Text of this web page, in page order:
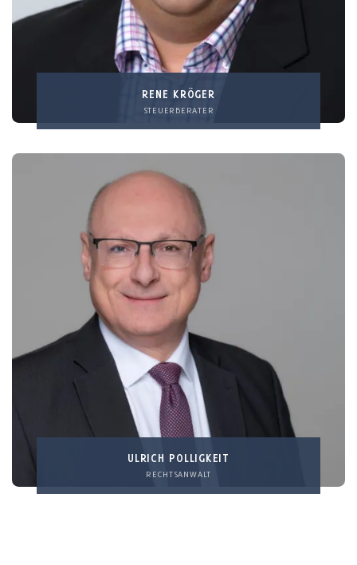
RENE KRÖGER
STEUERBERATER
ULRICH POLLIGKEIT
RECHTSANWALT